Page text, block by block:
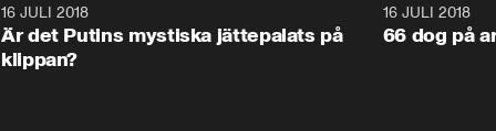
16 JULI 2018
Är det Putins mystiska jättepalats på
klippan?
16 JULI 2018
66 dog på